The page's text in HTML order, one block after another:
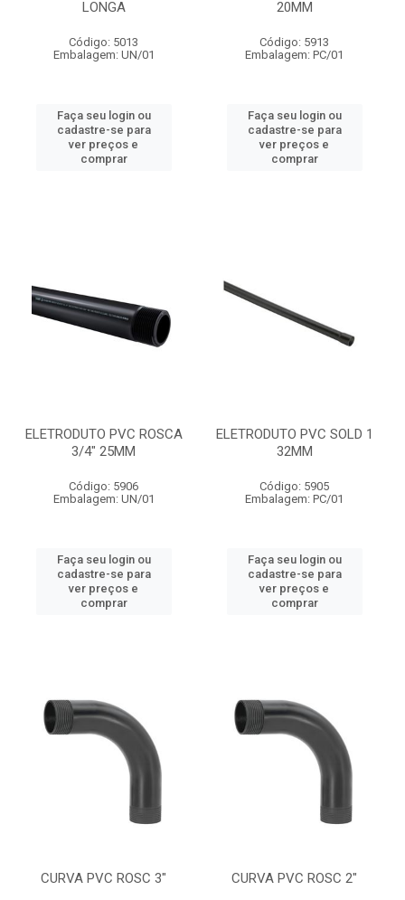
LONGA
Código: 5013
Embalagem: UN/01
Faça seu login ou
cadastre-se para
ver preços e
comprar
20MM
Código: 5913
Embalagem: PC/01
Faça seu login ou
cadastre-se para
ver preços e
comprar
ELETRODUTO PVC ROSCA
3/4" 25MM
Código: 5906
Embalagem: UN/01
Faça seu login ou
cadastre-se para
ver preços e
comprar
ELETRODUTO PVC SOLD 1
32MM
Código: 5905
Embalagem: PC/01
Faça seu login ou
cadastre-se para
ver preços e
comprar
CURVA PVC ROSC 3" CURVA PVC ROSC 2"